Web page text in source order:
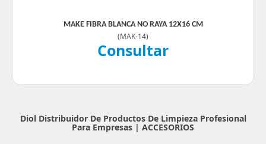
MAKE FIBRA BLANCA NO RAYA 12X16 CM
(MAK-14)
Consultar
Diol Distribuidor De Productos De Limpieza Profesional
Para Empresas | ACCESORIOS